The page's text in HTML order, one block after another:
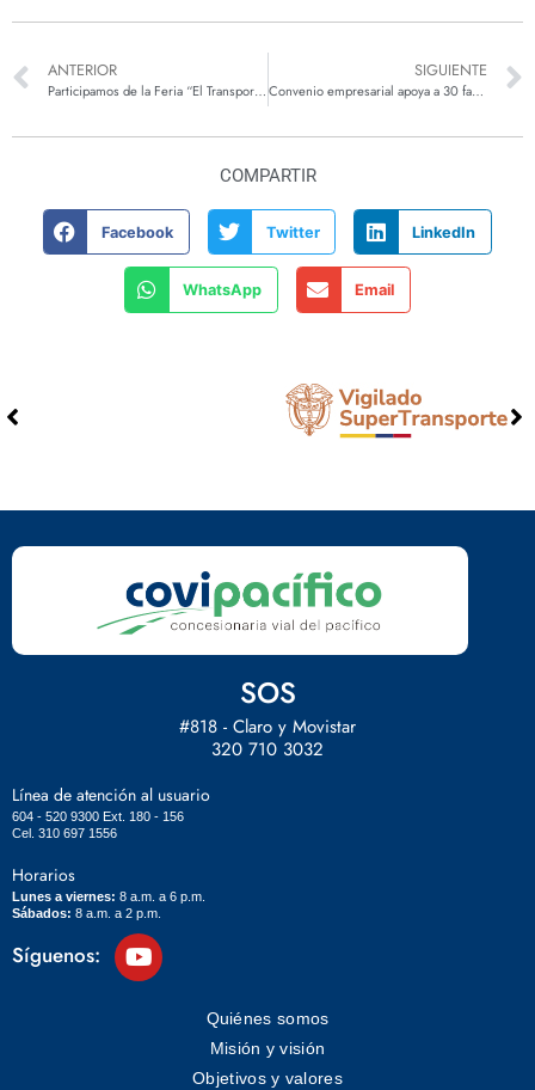
ANTERIOR
Participamos de la Feria “El Transporte Te Conecta”
SIGUIENTE
Convenio empresarial apoya a 30 familias cafeteras en Amagá
COMPARTIR
Facebook Twitter LinkedIn
WhatsApp Email
SOS
#818 - Claro y Movistar
320 710 3032
Línea de atención al usuario
604 - 520 9300 Ext. 180 - 156
Cel. 310 697 1556
Horarios
Lunes a viernes: 8 a.m. a 6 p.m.
Sábados: 8 a.m. a 2 p.m.
Síguenos:
Quiénes somos
Misión y visión
Objetivos y valores